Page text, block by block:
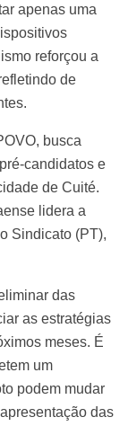
apenas uma
reforçou a
de
busca
candidatos e
de Cuité.
lidera a
Sindicato (PT),
das
as estratégias
meses. É
um
podem mudar
das